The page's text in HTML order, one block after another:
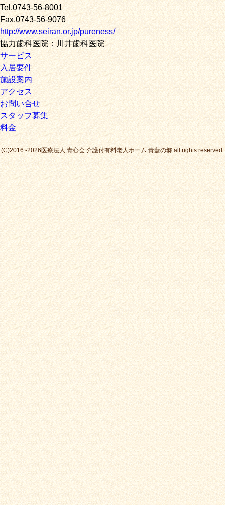
Tel.0743-56-8001
Fax.0743-56-9076
http://www.seiran.or.jp/pureness/
協力歯科医院：川井歯科医院
サービス
入居要件
施設案内
アクセス
お問い合せ
スタッフ募集
料金
(C)2016 -2026医療法人 青心会 介護付有料老人ホーム 青藍の郷 all rights reserved.